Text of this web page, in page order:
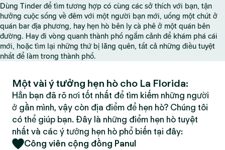
Dùng Tinder để tìm tương hợp có cùng các sở thích với bạn, tận
hưởng cuộc sống về đêm với một người bạn mới, uống một chút ở
quán bar địa phương, hay hẹn hò bên ly cà phê ở một quán bên
đường. Hay đi vòng quanh thành phố ngắm cảnh để khám phá cái
mới, hoặc tìm lại những thứ bị lãng quên, tất cả những điều tuyệt
nhất để làm trong thành phố.
Một vài ý tưởng hẹn hò cho La Florida:
Hẳn bạn đã rõ nơi tốt nhất để tìm kiếm những người
ở gần mình, vậy còn địa điểm để hẹn hò? Chúng tôi
có thể giúp bạn. Đây là những điểm hẹn hò tuyệt
nhất và các ý tưởng hẹn hò phổ biến tại đây:
Công viên cộng đồng Panul